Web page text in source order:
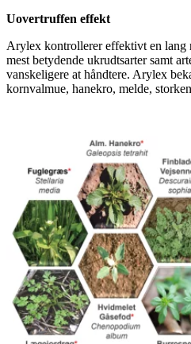
Uovertruffen effekt
Arylex kontrollerer effektivt en
mest betydende ukrudtsarter samt
vanskeligere at håndtere. Arylex
kornvalmue, hanekro, melde,